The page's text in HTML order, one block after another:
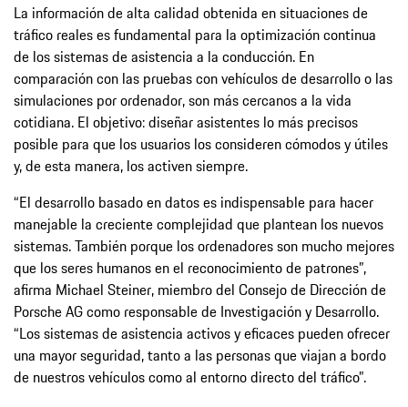
La información de alta calidad obtenida en situaciones de
tráfico reales es fundamental para la optimización continua
de los sistemas de asistencia a la conducción. En
comparación con las pruebas con vehículos de desarrollo o las
simulaciones por ordenador, son más cercanos a la vida
cotidiana. El objetivo: diseñar asistentes lo más precisos
posible para que los usuarios los consideren cómodos y útiles
y, de esta manera, los activen siempre.
“El desarrollo basado en datos es indispensable para hacer
manejable la creciente complejidad que plantean los nuevos
sistemas. También porque los ordenadores son mucho mejores
que los seres humanos en el reconocimiento de patrones”,
afirma Michael Steiner, miembro del Consejo de Dirección de
Porsche AG como responsable de Investigación y Desarrollo.
“Los sistemas de asistencia activos y eficaces pueden ofrecer
una mayor seguridad, tanto a las personas que viajan a bordo
de nuestros vehículos como al entorno directo del tráfico”.